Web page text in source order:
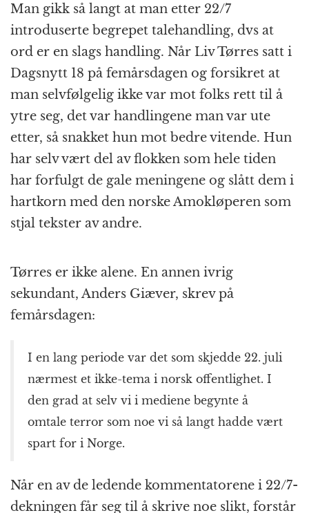
Man gikk så langt at man etter 22/7
introduserte begrepet talehandling, dvs at
ord er en slags handling. Når Liv Tørres satt i
Dagsnytt 18 på femårsdagen og forsikret at
man selvfølgelig ikke var mot folks rett til å
ytre seg, det var handlingene man var ute
etter, så snakket hun mot bedre vitende. Hun
har selv vært del av flokken som hele tiden
har forfulgt de gale meningene og slått dem i
hartkorn med den norske Amokløperen som
stjal tekster av andre.
Tørres er ikke alene. En annen ivrig
sekundant, Anders Giæver, skrev på
femårsdagen:
I en lang periode var det som skjedde 22. juli
nærmest et ikke-tema i norsk offentlighet. I
den grad at selv vi i mediene begynte å
omtale terror som noe vi så langt hadde vært
spart for i Norge.
Når en av de ledende kommentatorene i 22/7-
dekningen får seg til å skrive noe slikt, forstår